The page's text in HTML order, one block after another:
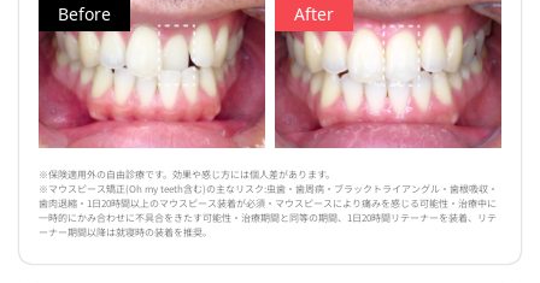
Before After
※保険適用外の自由診療です。効果や感じ方には個人差があります。
※マウスピース矯正(Oh my teeth含む)の主なリスク:虫歯・歯周病・ブラックトライアングル・歯根吸収・
歯肉退縮・1日20時間以上のマウスピース装着が必須・マウスピースにより痛みを感じる可能性・治療中に
一時的にかみ合わせに不具合をきたす可能性・治療期間と同等の期間、1日20時間リテーナーを装着、リテ
ーナー期間以降は就寝時の装着を推奨。